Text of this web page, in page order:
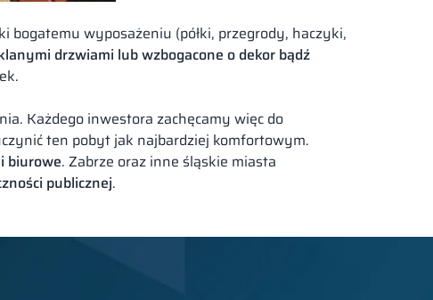
bogatemu wyposażeniu (półki, przegrody, haczyki,
drzwiami lub wzbogacone o dekor bądź
Każdego inwestora zachęcamy więc do
ten pobyt jak najbardziej komfortowym.
biurowe. Zabrze oraz inne śląskie miasta
publicznej.